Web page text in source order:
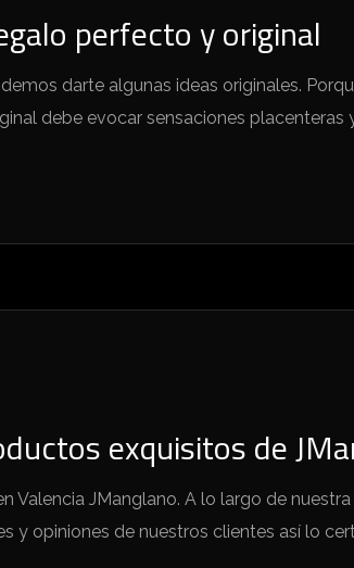
perfecto y original
darte algunas ideas originales.
debe evocar sensaciones placenteras
exquisitos de
Valencia JManglano. A lo largo de
y opiniones de nuestros clientes así lo